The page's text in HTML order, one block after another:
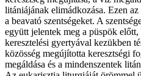
litániájának elimádkozása. Ezen
a beavató szentségeket. A
együtt jelentek meg a püspök
keresztelési gyertyával kezükben
közösség megújította keresztségi
megáldása és a mindenszentek